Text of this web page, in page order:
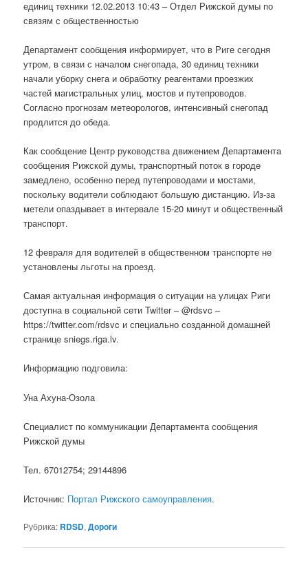
единиц техники 12.02.2013 10:43 – Отдел Рижской думы по
связям с общественностью
Департамент сообщения информирует, что в Риге сегодня
утром, в связи с началом снегопада, 30 единиц техники
начали уборку снега и обработку реагентами проезжих
частей магистральных улиц, мостов и путепроводов.
Согласно прогнозам метеорологов, интенсивный снегопад
продлится до обеда.
Как сообщение Центр руководства движением Департамента
сообщения Рижской думы, транспортный поток в городе
замедлено, особенно перед путепроводами и мостами,
поскольку водители соблюдают большую дистанцию. Из-за
метели опаздывает в интервале 15-20 минут и общественный
транспорт.
12 февраля для водителей в общественном транспорте не
установлены льготы на проезд.
Самая актуальная информация о ситуации на улицах Риги
доступна в социальной сети Twitter – @rdsvc –
https://twitter.com/rdsvc и специально созданной домашней
странице sniegs.riga.lv.
Информацию подговила:
Уна Ахуна-Озола
Специалист по коммуникации Департамента сообщения
Рижской думы
Тел. 67012754; 29144896
Источник: Портал Рижского самоуправления.
Рубрика: RDSD,Дороги